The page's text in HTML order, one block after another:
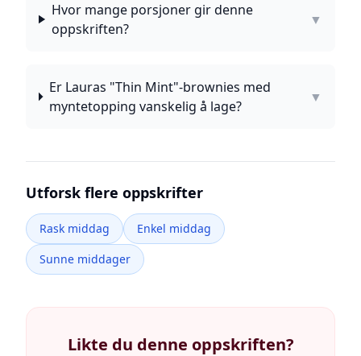
Hvor mange porsjoner gir denne
oppskriften?
▼
Er Lauras "Thin Mint"-brownies med
myntetopping vanskelig å lage?
▼
Utforsk flere oppskrifter
Rask middag
Enkel middag
Sunne middager
Likte du denne oppskriften?